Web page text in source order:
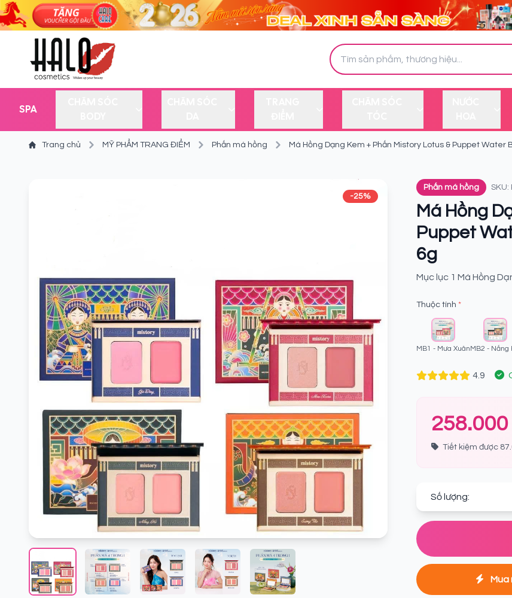
SPA
Trang chủ MỸ PHẨM TRANG ĐIỂM Phấn má hồng Má Hồng Dạng Kem + Phấn Mistory Lotus & Puppet Water
-25%
Phấn má hồng SKU:
Má Hồng
Puppet
6g
Mục lục 1 Má Hồng
Thuộc tính *
MB1 - Mưa XuânMB2 - Nắng
4.9
Tiết kiệm được
Số lượng:
Mua